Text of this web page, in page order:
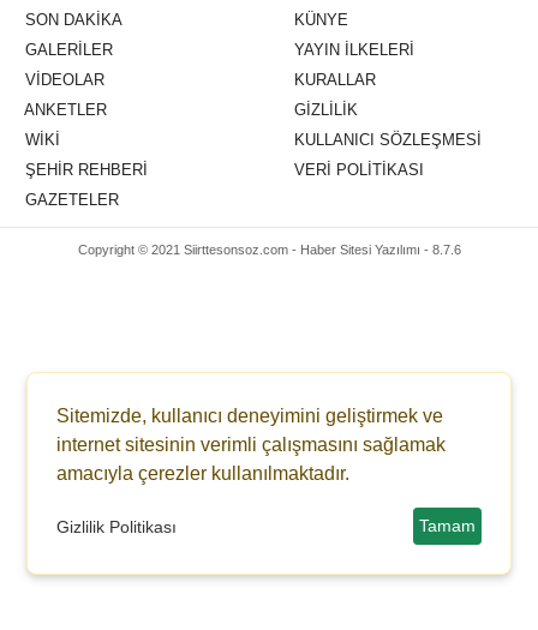
SON DAKİKA
GALERİLER
VİDEOLAR
ANKETLER
WİKİ
ŞEHİR REHBERİ
GAZETELER
KÜNYE
YAYIN İLKELERI
KURALLAR
GIZLILIK
KULLANICI SÖZLEŞMESI
VERI POLITIKASI
Sitemizde, kullanıcı deneyimini geliştirmek ve
internet sitesinin verimli çalışmasını sağlamak
amacıyla çerezler kullanılmaktadır.
Gizlilik Politikası Tamam
Copyright © 2021 Siirttesonsoz.com - Haber Sitesi Yazılımı - 8.7.6